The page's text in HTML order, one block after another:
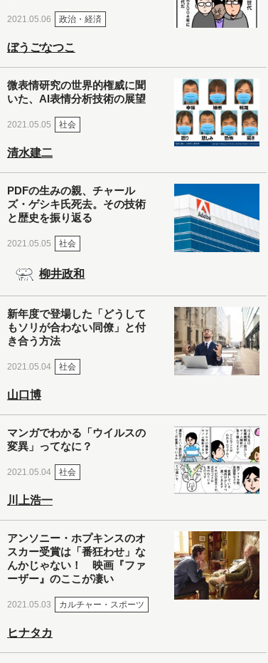
2021.05.06 政治・経済
ぼうごなつこ
微表情研究の世界的権威に聞
いた、AI表情分析技術の展望
2021.05.05 社会
清水建二
PDFの生みの親、チャール
ズ・ゲシキ氏死去。その技術
と歴史を振り返る
2021.05.05 社会
柳井政和
新年度で登場した「どうして
もソリが合わない同僚」と付
き合う方法
2021.05.04 社会
山口博
マンガでわかる「ウイルスの
変異」ってなに？
2021.05.04 社会
川上浩一
アンソニー・ホプキンスのオ
スカー受賞は「番狂わせ」な
んかじゃない！ 映画『ファ
ーザー』のここが凄い
2021.05.03 カルチャー・スポーツ
ヒナタカ